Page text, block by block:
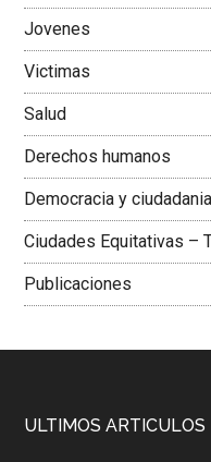
Jovenes
Victimas
Salud
Derechos humanos
Democracia y ciudadania
Ciudades Equitativas –
Publicaciones
ULTIMOS ARTICULOS